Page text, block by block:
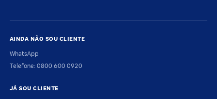
AINDA NÃO SOU CLIENTE
WhatsApp
Telefone: 0800 600 0920
JÁ SOU CLIENTE